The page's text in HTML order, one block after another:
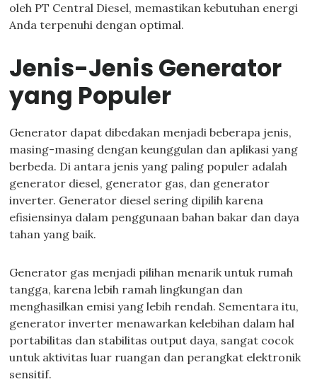
oleh PT Central Diesel, memastikan kebutuhan energi
Anda terpenuhi dengan optimal.
Jenis-Jenis Generator
yang Populer
Generator dapat dibedakan menjadi beberapa jenis,
masing-masing dengan keunggulan dan aplikasi yang
berbeda. Di antara jenis yang paling populer adalah
generator diesel, generator gas, dan generator
inverter. Generator diesel sering dipilih karena
efisiensinya dalam penggunaan bahan bakar dan daya
tahan yang baik.
Generator gas menjadi pilihan menarik untuk rumah
tangga, karena lebih ramah lingkungan dan
menghasilkan emisi yang lebih rendah. Sementara itu,
generator inverter menawarkan kelebihan dalam hal
portabilitas dan stabilitas output daya, sangat cocok
untuk aktivitas luar ruangan dan perangkat elektronik
sensitif.